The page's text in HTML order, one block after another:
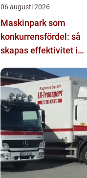
06 augusti 2026
Maskinpark som
konkurrensfördel: så
skapas effektivitet i